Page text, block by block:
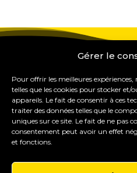
Gérer le
Pour offrir les meilleures
telles que les cookies pour stocker et/
appareils. Le fait de consentir à ces
traiter des données telles que le
uniques sur ce site. Le fait de ne pas
consentement peut avoir un effet
et fonctions.